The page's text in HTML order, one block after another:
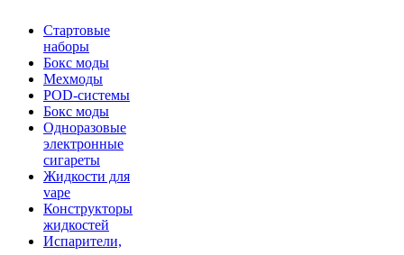
Стартовые
наборы
Бокс моды
Мехмоды
POD-системы
Бокс моды
Одноразовые
электронные
сигареты
Жидкости для
vape
Конструкторы
жидкостей
Испарители,